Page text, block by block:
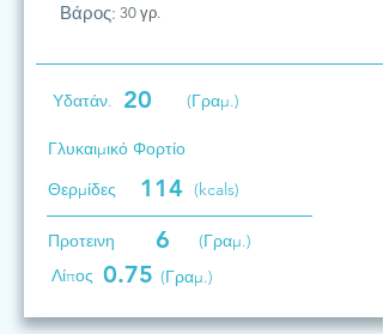
Βάρος: 30 γρ.
Υδατάν. 20 (Γραμ.)
Γλυκαιμικό Φορτίο
Θερμίδες
114 (kcals)
Προτεινη 6
(Γραμ.)
Λίπος 0.75 (Γραμ.)